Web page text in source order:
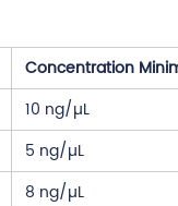
Concentration
10 ng/µL
5 ng/µL
8 ng/µL